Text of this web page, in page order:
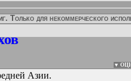
Только для некоммерческого
▼
Азии.